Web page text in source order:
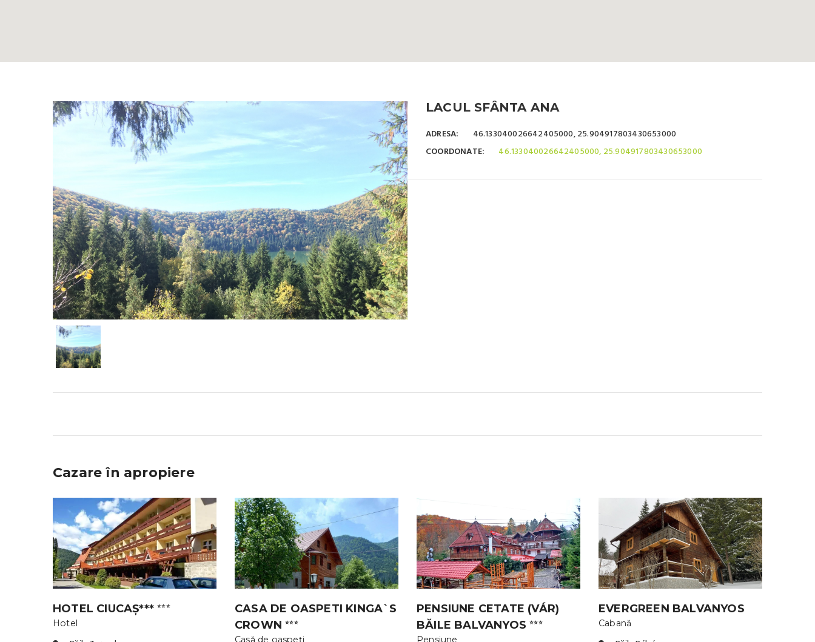
LACUL SFÂNTA ANA
ADRESA:
46.133040026642405000, 25.904917803430653000
COORDONATE:
46.133040026642405000, 25.904917803430653000
Cazare în apropiere
HOTEL CIUCAȘ***⭐⭐⭐
Hotel
CASA DE OASPETI KINGA`S
CROWN⭐⭐⭐
Casă de oaspeți
PENSIUNE CETATE (VÁR)
BĂILE BALVANYOS⭐⭐⭐
Pensiune
EVERGREEN BALVANYOS
Cabană